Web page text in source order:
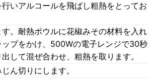
いアルコールを飛ばし粗熱をとってお
。耐熱ボウルに花椒みその材料を入れ
プをかけ、500Wの電子レンジで30秒
して混ぜ合わせ、粗熱を取ります。
ん切りにします。